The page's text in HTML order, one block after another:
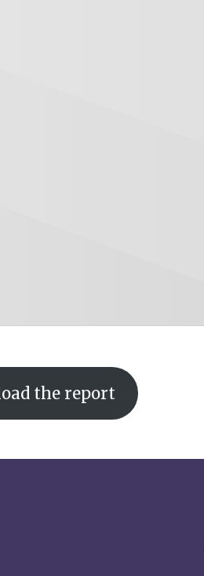
the report